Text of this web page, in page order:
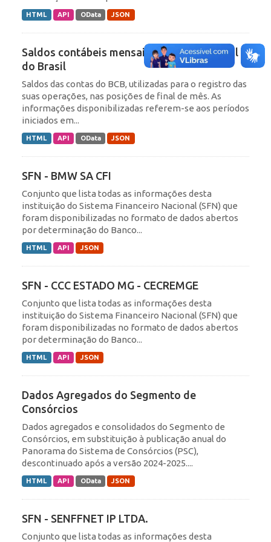
HTML API OData JSON
Saldos contábeis mensais do Banco Central
do Brasil
Saldos das contas do BCB, utilizadas para o registro das
suas operações, nas posições de final de mês. As
informações disponibilizadas referem-se aos períodos
iniciados em...
HTML API OData JSON
SFN - BMW SA CFI
Conjunto que lista todas as informações desta
instituição do Sistema Financeiro Nacional (SFN) que
foram disponibilizadas no formato de dados abertos
por determinação do Banco...
HTML API JSON
SFN - CCC ESTADO MG - CECREMGE
Conjunto que lista todas as informações desta
instituição do Sistema Financeiro Nacional (SFN) que
foram disponibilizadas no formato de dados abertos
por determinação do Banco...
HTML API JSON
Dados Agregados do Segmento de
Consórcios
Dados agregados e consolidados do Segmento de
Consórcios, em substituição à publicação anual do
Panorama do Sistema de Consórcios (PSC),
descontinuado após a versão 2024-2025....
HTML API OData JSON
SFN - SENFFNET IP LTDA.
Conjunto que lista todas as informações desta